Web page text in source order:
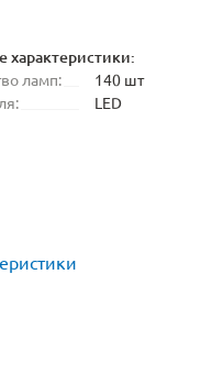
характеристики:
ламп:
140 шт
LED